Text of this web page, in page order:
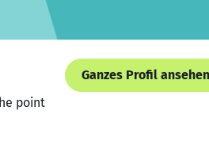
Ganzes Profil ansehen
point